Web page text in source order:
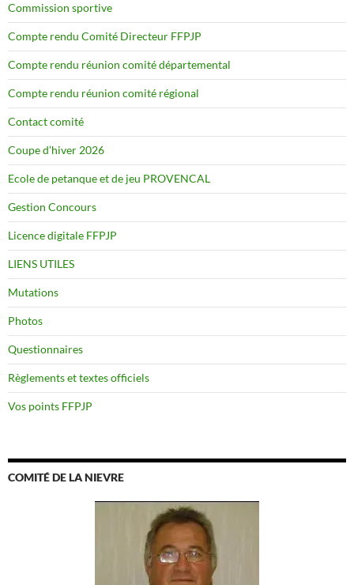
Commission sportive
Compte rendu Comité Directeur FFPJP
Compte rendu réunion comité départemental
Compte rendu réunion comité régional
Contact comité
Coupe d’hiver 2026
Ecole de petanque et de jeu PROVENCAL
Gestion Concours
Licence digitale FFPJP
LIENS UTILES
Mutations
Photos
Questionnaires
Règlements et textes officiels
Vos points FFPJP
COMITÉ DE LA NIEVRE